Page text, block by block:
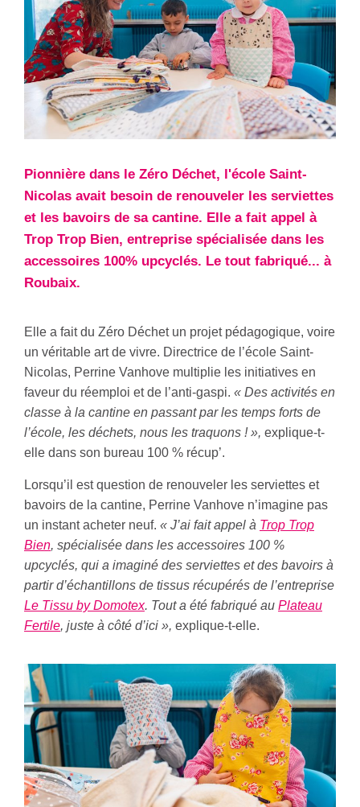
Pionnière dans le Zéro Déchet, l'école Saint-
Nicolas avait besoin de renouveler les serviettes
et les bavoirs de sa cantine. Elle a fait appel à
Trop Trop Bien, entreprise spécialisée dans les
accessoires 100% upcyclés. Le tout fabriqué... à
Roubaix.
Elle a fait du Zéro Déchet un projet pédagogique, voire
un véritable art de vivre. Directrice de l’école Saint-
Nicolas, Perrine Vanhove multiplie les initiatives en
faveur du réemploi et de l’anti-gaspi. « Des activités en
classe à la cantine en passant par les temps forts de
l’école, les déchets, nous les traquons ! », explique-t-
elle dans son bureau 100 % récup’.
Lorsqu’il est question de renouveler les serviettes et
bavoirs de la cantine, Perrine Vanhove n’imagine pas
un instant acheter neuf. « J’ai fait appel à Trop Trop
Bien, spécialisée dans les accessoires 100 %
upcyclés, qui a imaginé des serviettes et des bavoirs à
partir d’échantillons de tissus récupérés de l’entreprise
Le Tissu by Domotex. Tout a été fabriqué au Plateau
Fertile, juste à côté d’ici », explique-t-elle.